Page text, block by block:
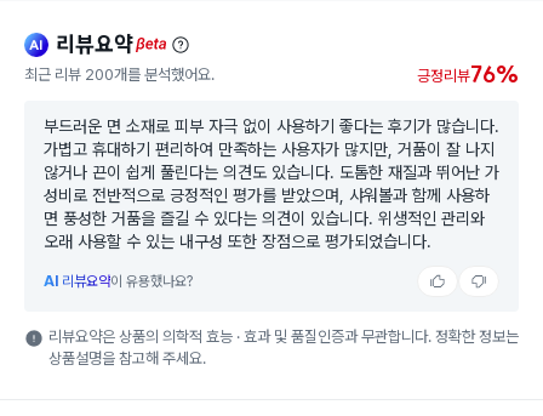
ai 리뷰요약beta
최근 리뷰 200개를 분석했어요. 긍정리뷰76%
부드러운 면 소재로 피부 자극 없이 사용하기 좋다는 후기가 많습니다.
가볍고 휴대하기 편리하여 만족하는 사용자가 많지만, 거품이 잘 나지
않거나 끈이 쉽게 풀린다는 의견도 있습니다. 도톰한 재질과 뛰어난 가
성비로 전반적으로 긍정적인 평가를 받았으며, 샤워볼과 함께 사용하
면 풍성한 거품을 즐길 수 있다는 의견이 있습니다. 위생적인 관리와
오래 사용할 수 있는 내구성 또한 장점으로 평가되었습니다.
AI 리뷰요약이 유용했나요?
리뷰요약은 상품의 의학적 효능 · 효과 및 품질인증과 무관합니다. 정확한 정보는
상품설명을 참고해 주세요.